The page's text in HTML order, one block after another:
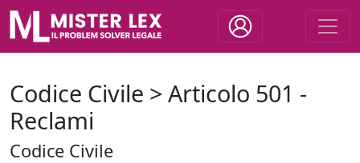
Codice Civile > Articolo 501 -
Reclami
Codice Civile